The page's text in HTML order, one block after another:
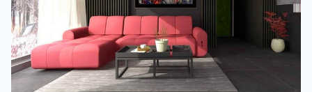
НАБОР